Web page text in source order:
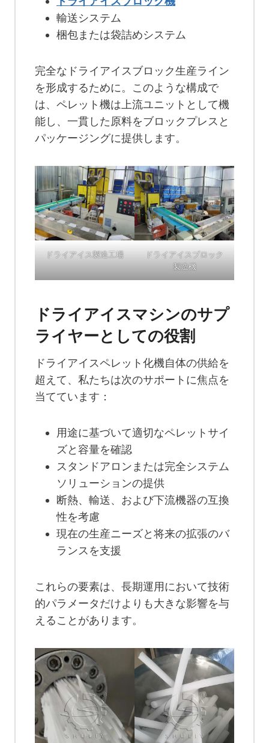
輸送システム
梱包または袋詰めシステム
完全なドライアイスブロック生産ライン
を形成するために。このような構成で
は、ペレット機は上流ユニットとして機
能し、一貫した原料をブロックプレスと
パッケージングに提供します。
ドライアイス製造工場
ドライアイスブロック
製造機
ドライアイスマシンのサプ
ライヤーとしての役割
ドライアイスペレット化機自体の供給を
超えて、私たちは次のサポートに焦点を
当てています：
用途に基づいて適切なペレットサイ
ズと容量を確認
スタンドアロンまたは完全システム
ソリューションの提供
断熱、輸送、および下流機器の互換
性を考慮
現在の生産ニーズと将来の拡張のバ
ランスを支援
これらの要素は、長期運用において技術
的パラメータだけよりも大きな影響を与
えることがあります。